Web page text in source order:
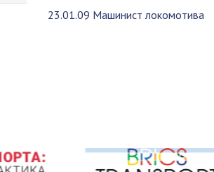
23.01.09 Машинист локомотива